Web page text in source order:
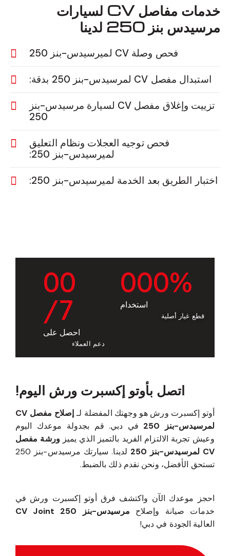
خدمات مفاصل CV لسيارات
مرسيدس بنز 250 لدينا
فحص وصلة CV لميرسيدس-بنز 250
استبدال مفصل CV لمرسيدس-بنز 250 بدقة:
تزييت وإغلاق مفصل CV لسيارة مرسيدس-بنز
250
فحص توجيه العجلات ونظام التعليق
لميرسيدس-بنز 250:
اختبار الطريق بعد الخدمة لميرسيدس-بنز 250:
000%
استخدام
قطع غيار أصلية
00
/7
احصل على
دعم العملاء
اتصل بأوتو إكسبرت ورش اليوم!
أوتو إكسبرت ورش هو وجهتك المفضلة لـ
إصلاح مفصل CV
لمرسيدس-بنز 250
في دبي. قم بجدولة موعدك اليوم
وعيش تجربة الالتزام الفريد بالتميز الذي يميزورشة مفصل
CV لمرسيدس-بنز 250
لدينا. سيارتك مرسيدس-بنز 250
تستحق الأفضل، ونحن نقدم ذلك بالضبط.
احجز موعدك الآن واكتشف فرق أوتو إكسبرت ورش في
خدمات صيانة وإصلاح مرسيدس-بنز 250 CV Joint
العالية الجودة في دبي!